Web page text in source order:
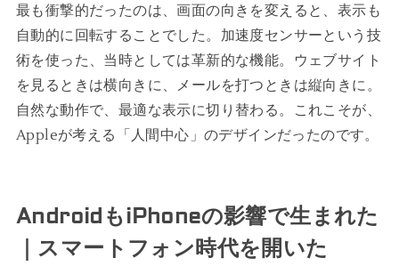
最も衝撃的だったのは、画面の向きを変えると、表示も
自動的に回転することでした。加速度センサーという技
術を使った、当時としては革新的な機能。ウェブサイト
を見るときは横向きに、メールを打つときは縦向きに。
自然な動作で、最適な表示に切り替わる。これこそが、
Appleが考える「人間中心」のデザインだったのです。
AndroidもiPhoneの影響で生まれた
｜スマートフォン時代を開いた